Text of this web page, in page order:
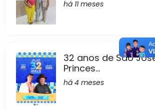
há 11 meses
32 anos de São
Princes...
há 4 meses